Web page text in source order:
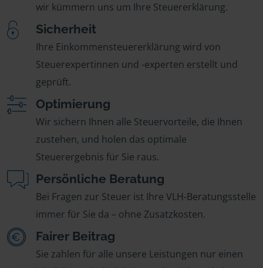
wir kümmern uns um Ihre Steuererklärung.
Sicherheit
Ihre Einkommensteuererklärung wird von
Steuerexpertinnen und -experten erstellt und
geprüft.
Optimierung
Wir sichern Ihnen alle Steuervorteile, die Ihnen
zustehen, und holen das optimale
Steuerergebnis für Sie raus.
Persönliche Beratung
Bei Fragen zur Steuer ist Ihre VLH-Beratungsstelle
immer für Sie da – ohne Zusatzkosten.
Fairer Beitrag
Sie zahlen für alle unsere Leistungen nur einen